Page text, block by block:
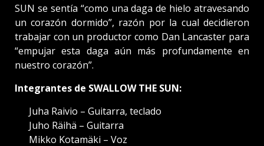
SUN se sentía “como una daga de hielo atravesando
un corazón dormido”, razón por la cual decidieron
trabajar con un productor como Dan Lancaster para
“empujar esta daga aún más profundamente en
nuestro corazón”.
Integrantes de SWALLOW THE SUN:
Juha Raivio – Guitarra, teclado
Juho Räihä – Guitarra
Mikko Kotamäki – Voz